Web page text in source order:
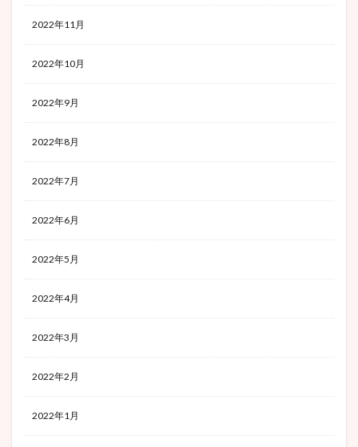
2022年11月
2022年10月
2022年9月
2022年8月
2022年7月
2022年6月
2022年5月
2022年4月
2022年3月
2022年2月
2022年1月